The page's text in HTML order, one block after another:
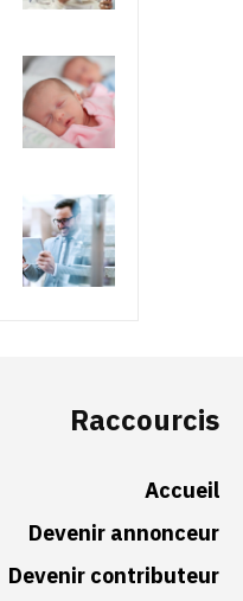
Raccourcis
Accueil
Devenir annonceur
Devenir contributeur